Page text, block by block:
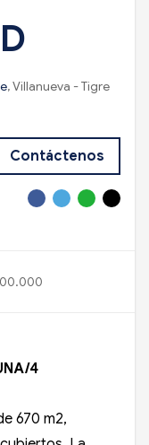
, Villanueva - Tigre
Contáctenos
4
670 m2,